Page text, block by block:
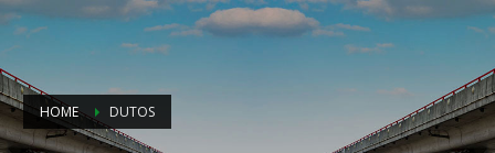
HOME DUTOS